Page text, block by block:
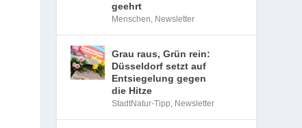
geehrt
Menschen, Newsletter
Grau raus, Grün rein:
Düsseldorf setzt auf
Entsiegelung gegen
die Hitze
StadtNatur-Tipp, Newsletter